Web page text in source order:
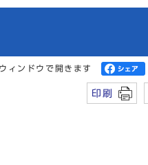
ィンドウで開きます
印刷